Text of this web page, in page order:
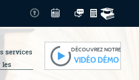
services
DÉCOUVREZ NOTRE
VIDÉO DÉMO